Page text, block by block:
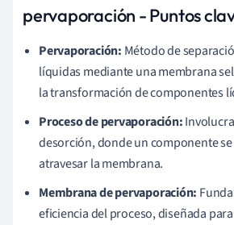
pervaporación - Puntos
Pervaporación: Método de
líquidas mediante una membrana
la transformación de componentes
Proceso de pervaporación:
desorción, donde un componente
atravesar la membrana.
Membrana de pervaporación:
eficiencia del proceso, diseñada